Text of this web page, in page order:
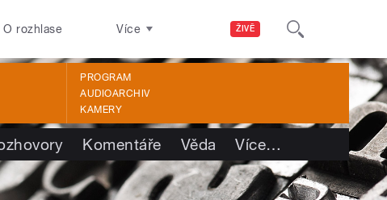
ŽIVĚ
O rozhlase Více
PROGRAM
AUDIOARCHIV
KAMERY
Komentáře Věda Více…